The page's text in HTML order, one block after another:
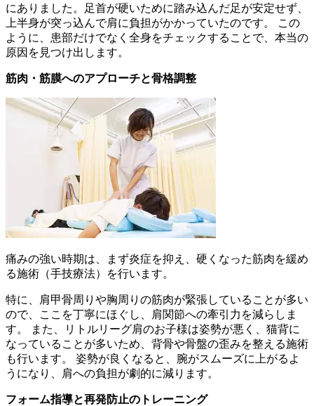
にありました。足首が硬いために踏み込んだ足が安定せず、
上半身が突っ込んで肩に負担がかかっていたのです。 この
ように、患部だけでなく全身をチェックすることで、本当の
原因を見つけ出します。
筋肉・筋膜へのアプローチと骨格調整
痛みの強い時期は、まず炎症を抑え、硬くなった筋肉を緩め
る施術（手技療法）を行います。
特に、肩甲骨周りや胸周りの筋肉が緊張していることが多い
ので、ここを丁寧にほぐし、肩関節への牽引力を減らしま
す。 また、リトルリーグ肩のお子様は姿勢が悪く、猫背に
なっていることが多いため、背骨や骨盤の歪みを整える施術
も行います。 姿勢が良くなると、腕がスムーズに上がるよ
うになり、肩への負担が劇的に減ります。
フォーム指導と再発防止のトレーニング